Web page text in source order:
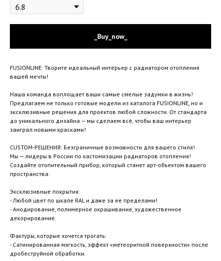
_Buy_now_
FUSIONLINE: Творите идеальный интерьер с радиатором отопления
вашей мечты!
Наша команда воплощает ваши самые смелые задумки в жизнь!
Предлагаем не только готовые модели из каталога FUSIONLINE, но и
эксклюзивные решения для проектов любой сложности. От стандарта
до уникального дизайна — мы сделаем всё, чтобы ваш интерьер
заиграл новыми красками!
CUSTOM-РЕШЕНИЯ: Безграничные возможности для вашего стиля!
Мы — лидеры в России по кастомизации радиаторов отопления!
Создайте отопительный прибор, который станет арт-объектом вашего
пространства:
Эксклюзивные покрытия:
- Любой цвет по шкале RAL и даже за ее пределами!
- Анодирование, полимерное окрашивание, художественное
декорирование.
Фактуры, которые хочется трогать:
- Сатинированная мягкость, эффект «метеоритной поверхности» после
дробеструйной обработки.